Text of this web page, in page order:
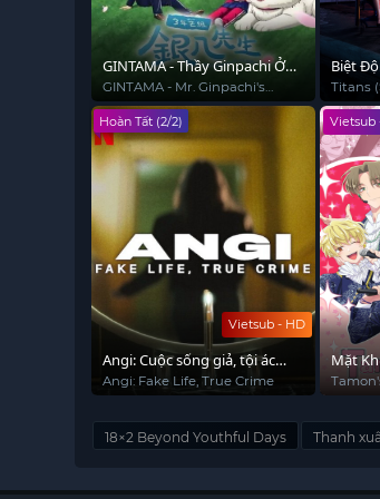
GINTAMA - Thầy Ginpachi Ở
Lớp 3-Z
GINTAMA - Mr. Ginpachi's
Zany Class
Biệt
Titans
Vietsub - HD
Hoàn Tất (2/2)
Angi: Cuộc sống giả, tội ác
thật
Angi: Fake Life, True Crime
Vietsub
Mặt
18×2 Beyond Youthful Days Thanh